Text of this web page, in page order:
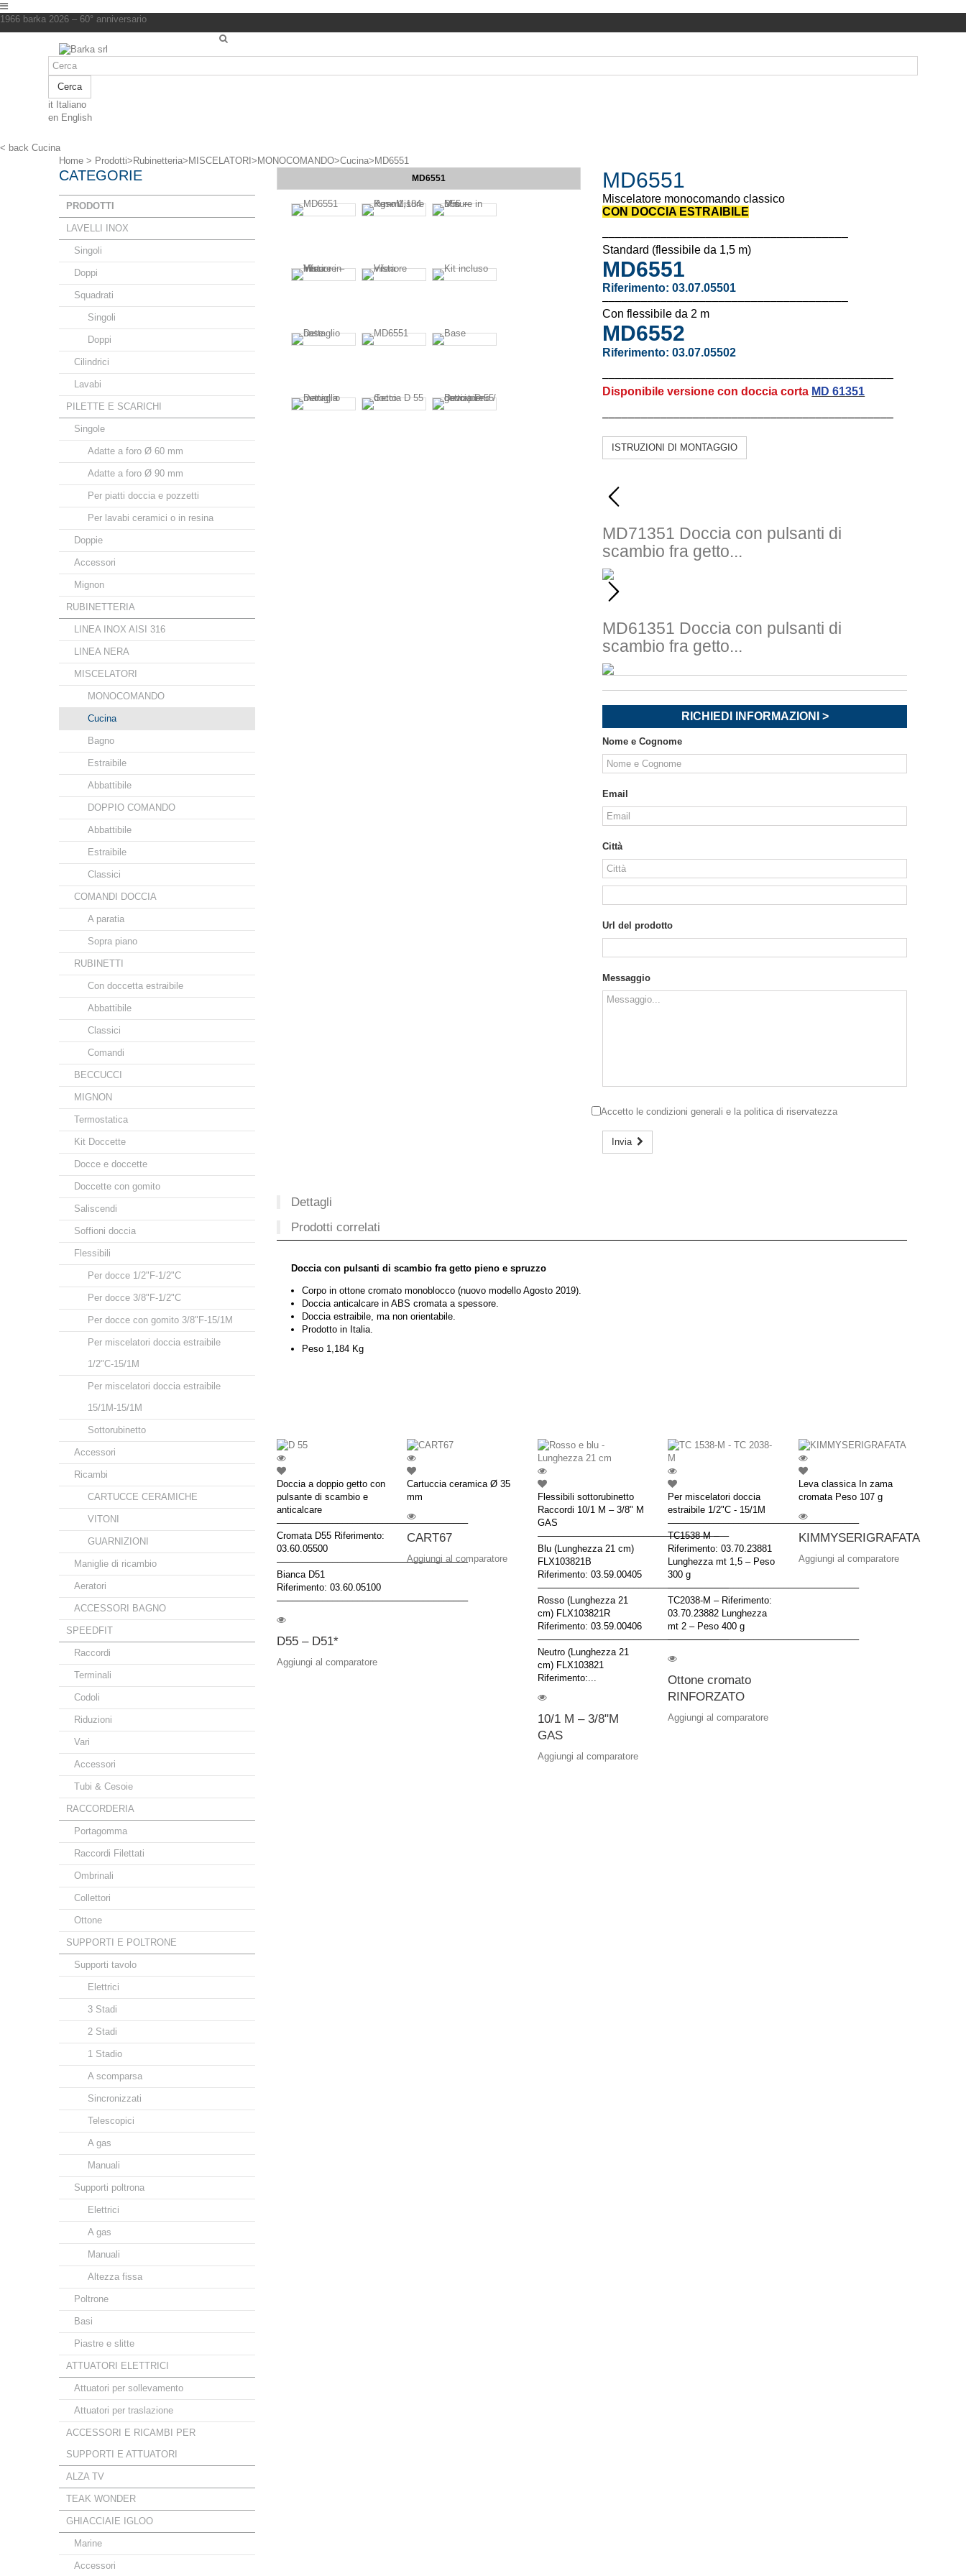
1966 barka 2026 – 60° anniversario
Cerca
it Italiano
en English
< back Cucina
Home > Prodotti> Rubinetteria> MISCELATORI > MONOCOMANDO>Cucina> MD6551
CATEGORIE
PRODOTTI
LAVELLI INOX
Singoli
Doppi
Squadrati
Singoli
Doppi
Cilindrici
Lavabi
PILETTE E SCARICHI
Singole
Adatte a foro Ø 60 mm
Adatte a foro Ø 90 mm
Per piatti doccia e pozzetti
Per lavabi ceramici o in resina
Doppie
Accessori
Mignon
RUBINETTERIA
LINEA INOX AISI 316
LINEA NERA
MISCELATORI
MONOCOMANDO
Cucina
Bagno
Estraibile
Abbattibile
DOPPIO COMANDO
Abbattibile
Estraibile
Classici
COMANDI DOCCIA
A paratia
Sopra piano
RUBINETTI
Con doccetta estraibile
Abbattibile
Classici
Comandi
BECCUCCI
MIGNON
Termostatica
Kit Doccette
Docce e doccette
Doccette con gomito
Saliscendi
Soffioni doccia
Flessibili
Per docce 1/2"F-1/2"C
Per docce 3/8"F-1/2"C
Per docce con gomito 3/8"F-15/1M
Per miscelatori doccia estraibile
1/2"C-15/1M
Per miscelatori doccia estraibile
15/1M-15/1M
Sottorubinetto
Accessori
Ricambi
CARTUCCE CERAMICHE
VITONI
GUARNIZIONI
Maniglie di ricambio
Aeratori
ACCESSORI BAGNO
SPEEDFIT
Raccordi
Terminali
Codoli
Riduzioni
Vari
Accessori
Tubi & Cesoie
RACCORDERIA
Portagomma
Raccordi Filettati
Ombrinali
Collettori
Ottone
SUPPORTI E POLTRONE
Supporti tavolo
Elettrici
3 Stadi
2 Stadi
1 Stadio
A scomparsa
Sincronizzati
Telescopici
A gas
Manuali
Supporti poltrona
Elettrici
A gas
Manuali
Altezza fissa
Poltrone
Basi
Piastre e slitte
ATTUATORI ELETTRICI
Attuatori per sollevamento
Attuatori per traslazione
ACCESSORI E RICAMBI PER
SUPPORTI E ATTUATORI
ALZA TV
TEAK WONDER
GHIACCIAIE IGLOO
Marine
Accessori
MD6551 MD6551
Miscelatore monocomando classico
CON DOCCIA ESTRAIBILE
––––––––––––––––––––––––––––––––––––––
Standard (flessibile da 1,5 m)
MD6551
Riferimento: 03.07.05501
––––––––––––––––––––––––––––––––––––––
Con flessibile da 2 m
MD6552
Riferimento: 03.07.05502
–––––––––––––––––––––––––––––––––––––––––––––
Disponibile versione con doccia corta MD 61351
–––––––––––––––––––––––––––––––––––––––––––––
ISTRUZIONI DI MONTAGGIO
MD71351 Doccia con pulsanti di
scambio fra getto...
MD61351 Doccia con pulsanti di
scambio fra getto...
RICHIEDI INFORMAZIONI >
Nome e Cognome
Email
Città
Url del prodotto
Messaggio
Accetto lecondizioni generali e la politica di riservatezza
Invia
Dettagli
Prodotti correlati
Doccia con pulsanti di scambio fra getto pieno e spruzzo
Corpo in ottone cromato monoblocco (nuovo modello Agosto 2019).
Doccia anticalcare in ABS cromata a spessore.
Doccia estraibile, ma non orientabile.
Prodotto in Italia.
Peso 1,184 Kg
Doccia a doppio getto con
pulsante di scambio e
anticalcare
––––––––––––––––––––––––––––––––––––––
Cromata D55 Riferimento:
03.60.05500
––––––––––––––––––––––––––––––––––––––
Bianca D51
Riferimento: 03.60.05100
––––––––––––––––––––––––––––––––––––––
D55 – D51*
Aggiungi al comparatore
Cartuccia ceramica Ø 35
mm
CART67
Aggiungi al comparatore
Flessibili sottorubinetto
Raccordi 10/1 M – 3/8" M
GAS
––––––––––––––––––––––––––––––––––––––
Blu (Lunghezza 21 cm)
FLX103821B
Riferimento: 03.59.00405
––––––––––––––––––––––––––––––––––––––
Rosso (Lunghezza 21
cm) FLX103821R
Riferimento: 03.59.00406
––––––––––––––––––––––––––––––––––––––
Neutro (Lunghezza 21
cm) FLX103821
Riferimento:...
10/1 M – 3/8"M
GAS
Aggiungi al comparatore
Per miscelatori doccia
estraibile 1/2"C - 15/1M
––––––––––––––––––––––––––––––––––––––
TC1538-M –
Riferimento: 03.70.23881
Lunghezza mt 1,5 – Peso
300 g
––––––––––––––––––––––––––––––––––––––
TC2038-M – Riferimento:
03.70.23882 Lunghezza
mt 2 – Peso 400 g
––––––––––––––––––––––––––––––––––––––
Ottone cromato
RINFORZATO
Aggiungi al comparatore
Leva classica In zama
cromata Peso 107 g
KIMMYSERIGRAFATA
Aggiungi al comparatore